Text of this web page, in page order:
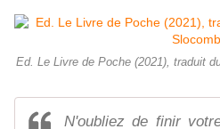
Ed. Le Livre de Poche (2021), traduit
N'oubliez de finir